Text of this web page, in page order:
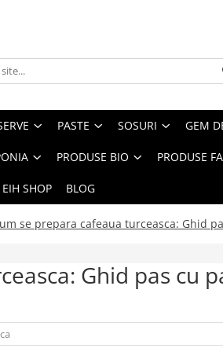
PASTE SOSURI GEM
PRODUSE BIO PRODUSE
SHOP BLOG
se prepara cafeaua turceasca: Ghid
Ghid pas cu